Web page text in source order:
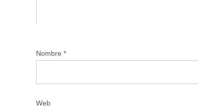
Nombre *
Web